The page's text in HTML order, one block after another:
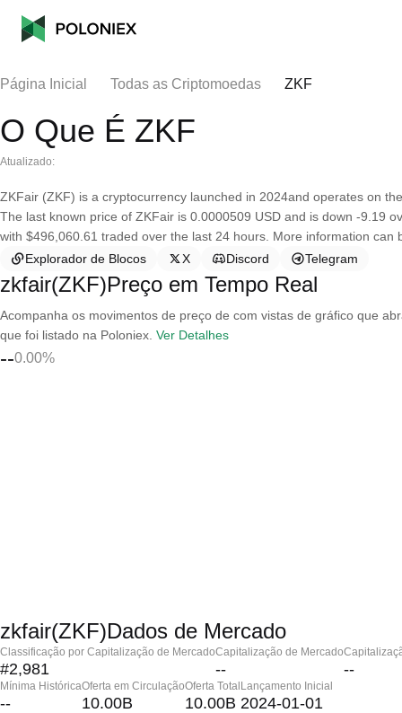
Página Inicial Todas as Criptomoedas ZKF
O Que É ZKF
Atualizado:
ZKFair (ZKF) is a cryptocurrency launched in 2024and operates on
The last known price of ZKFair is 0.0000509 USD and is down -9.19
with $496,060.61 traded over the last 24 hours. More information can
Explorador de Blocos
X Discord Telegram
zkfair(ZKF)Preço em Tempo Real
Acompanha os movimentos de preço de com vistas de gráfico que
que foi listado na Poloniex. Ver Detalhes
--0.00%
zkfair(ZKF)Dados de Mercado
Classificação por Capitalização de Mercado
#2,981
Capitalização de Mercado
-- --
Mínima Histórica
--
Oferta em Circulação
10.00B
Oferta Total
10.00B
Lançamento Inicial
2024-01-01